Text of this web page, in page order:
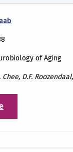
of Aging
Chee, D.F.